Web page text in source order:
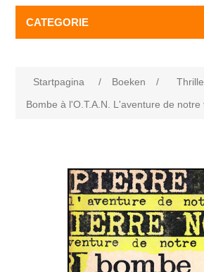
CATEGORIE
Startpagina / Boeken /
Bombe à l'O.T.A.N. L'aventure de notre